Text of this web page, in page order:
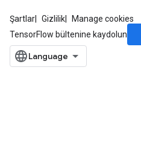
Şartlar Gizlilik
Manage cookies
TensorFlow bültenine kaydolun